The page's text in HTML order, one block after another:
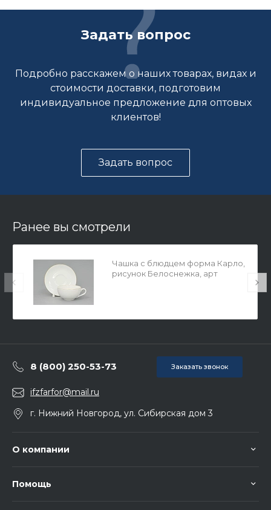
Задать вопрос
Подробно расскажем о наших товарах, видах и
стоимости доставки, подготовим
индивидуальное предложение для оптовых
клиентов!
Задать вопрос
Ранее вы смотрели
Чашка с блюдцем форма Карло,
рисунок Белоснежка, арт
8 (800) 250-53-73 Заказать звонок
ifzfarfor@mail.ru
г. Нижний Новгород, ул. Сибирская дом 3
О компании
Помощь